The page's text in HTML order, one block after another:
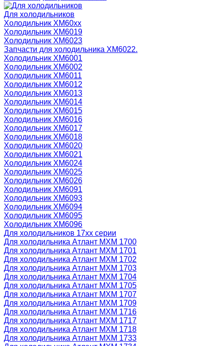
Для холодильников
Холодильник ХМ60xx
Холодильник ХМ6019
Холодильник ХМ6023
Запчасти для холодильника ХМ6022.
Холодильник ХМ6001
Холодильник ХМ6002
Холодильник ХМ6011
Холодильник ХМ6012
Холодильник ХМ6013
Холодильник ХМ6014
Холодильник ХМ6015
Холодильник ХМ6016
Холодильник ХМ6017
Холодильник ХМ6018
Холодильник ХМ6020
Холодильник ХМ6021
Холодильник ХМ6024
Холодильник ХМ6025
Холодильник ХМ6026
Холодильник ХМ6091
Холодильник ХМ6093
Холодильник ХМ6094
Холодильник ХМ6095
Холодильник ХМ6096
Для холодильников 17хх серии
Для холодильника Атлант МХМ 1700
Для холодильника Атлант МХМ 1701
Для холодильника Атлант МХМ 1702
Для холодильника Атлант МХМ 1703
Для холодильника Атлант МХМ 1704
Для холодильника Атлант МХМ 1705
Для холодильника Атлант МХМ 1707
Для холодильника Атлант МХМ 1709
Для холодильника Атлант МХМ 1716
Для холодильника Атлант МХМ 1717
Для холодильника Атлант МХМ 1718
Для холодильника Атлант МХМ 1733